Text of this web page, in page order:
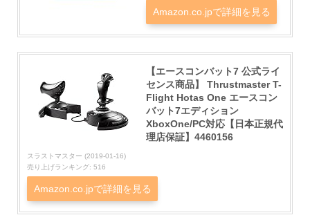
Amazon.co.jpで詳細を見る
【エースコンバット7 公式ライ
センス商品】 Thrustmaster T-
Flight Hotas One エースコン
バット7エディション
XboxOne/PC対応【日本正規代
理店保証】4460156
スラストマスター (2019-01-16)
売り上げランキング: 516
Amazon.co.jpで詳細を見る